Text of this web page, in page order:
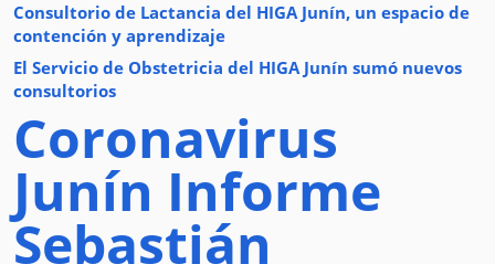
Consultorio de Lactancia del HIGA Junín, un espacio de
contención y aprendizaje
El Servicio de Obstetricia del HIGA Junín sumó nuevos
consultorios
Coronavirus
Junín Informe
Sebastián